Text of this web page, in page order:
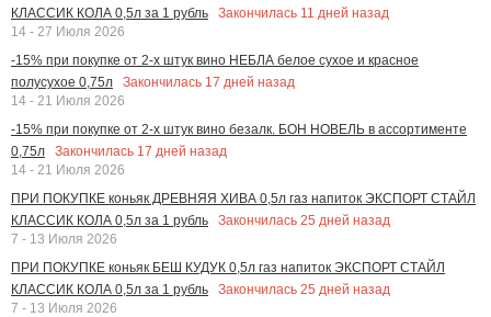
КЛАССИК КОЛА 0,5л за 1 рубль
Закончилась 11 дней назад
14 - 27 Июля 2026
-15% при покупке от 2-х штук вино НЕБЛА белое сухое и красное
полусухое 0,75л
Закончилась 17 дней назад
14 - 21 Июля 2026
-15% при покупке от 2-х штук вино безалк. БОН НОВЕЛЬ в ассортименте
0,75л
Закончилась 17 дней назад
14 - 21 Июля 2026
ПРИ ПОКУПКЕ коньяк ДРЕВНЯЯ ХИВА 0,5л газ напиток ЭКСПОРТ СТАЙЛ
КЛАССИК КОЛА 0,5л за 1 рубль
Закончилась 25 дней назад
7 - 13 Июля 2026
ПРИ ПОКУПКЕ коньяк БЕШ КУДУК 0,5л газ напиток ЭКСПОРТ СТАЙЛ
КЛАССИК КОЛА 0,5л за 1 рубль
Закончилась 25 дней назад
7 - 13 Июля 2026